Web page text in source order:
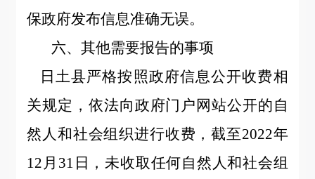
保政府发布信息准确无误。
六、其他需要报告的事项
日土县严格按照政府信息公开收费相
关规定，依法向政府门户网站公开的自
然人和社会组织进行收费，截至2022年
12月31日，未收取任何自然人和社会组